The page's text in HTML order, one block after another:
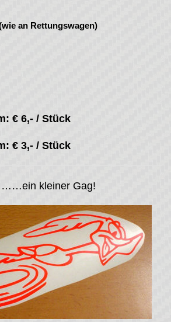
an Rettungswagen)
€ 6,- / Stück
€ 3,- / Stück
kleiner Gag!